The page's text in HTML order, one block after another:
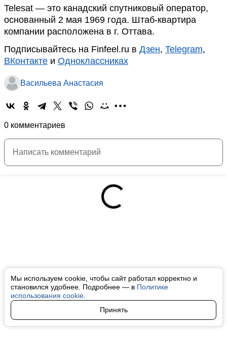
Мы используем cookie, чтобы сайт работал корректно и
становился удобнее. Подробнее — в Политике
использования cookie
Принять
Telesat — это канадский спутниковый оператор,
основанный 2 мая 1969 года. Штаб-квартира
компании расположена в г. Оттава.
Подписывайтесь на Finfeel.ru в Дзен, Telegram,
ВКонтакте и Одноклассниках
Васильева Анастасия
0 комментариев